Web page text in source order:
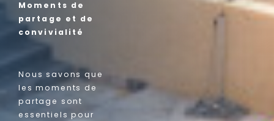
Moments de
partage et de
convivialité
Nous savons que
les moments de
partage sont
essentiels pour